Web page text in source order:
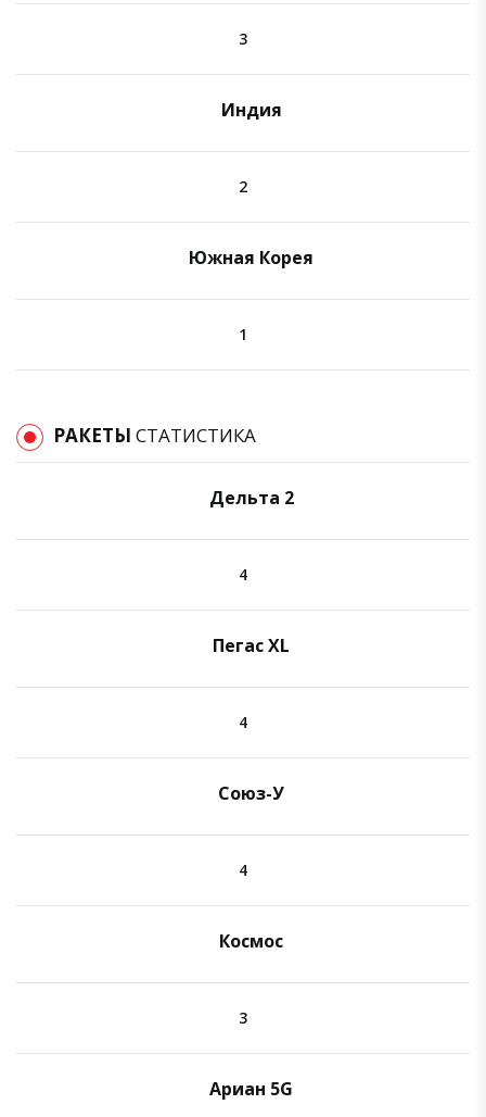
3
Индия
2
Южная Корея
1
РАКЕТЫ СТАТИСТИКА
Дельта 2
4
Пегас XL
4
Союз-У
4
Космос
3
Ариан 5G